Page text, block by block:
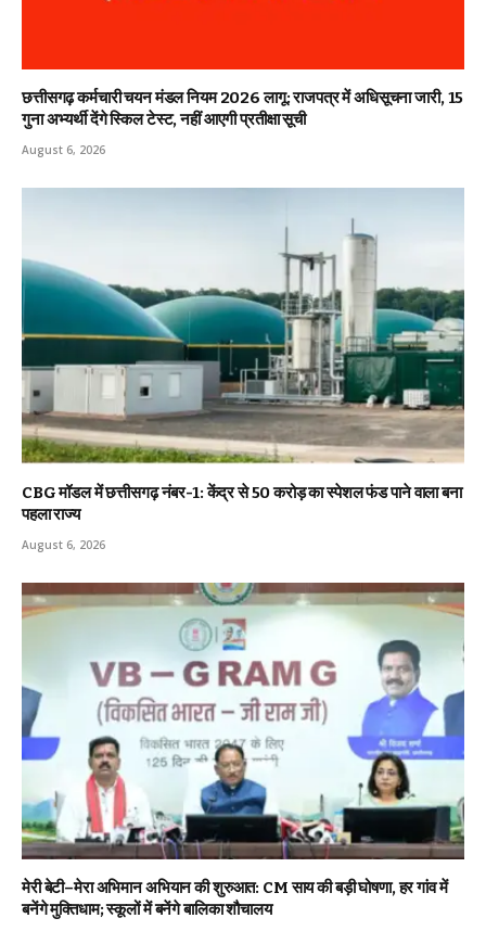
छत्तीसगढ़ कर्मचारी चयन मंडल नियम 2026 लागू: राजपत्र में अधिसूचना जारी, 15
गुना अभ्यर्थी देंगे स्किल टेस्ट, नहीं आएगी प्रतीक्षा सूची
August 6, 2026
CBG मॉडल में छत्तीसगढ़ नंबर-1: केंद्र से ₹50 करोड़ का स्पेशल फंड पाने वाला बना
पहला राज्य
August 6, 2026
मेरी बेटी–मेरा अभिमान अभियान की शुरुआत: CM साय की बड़ी घोषणा, हर गांव में
बनेंगे मुक्तिधाम; स्कूलों में बनेंगे बालिका शौचालय